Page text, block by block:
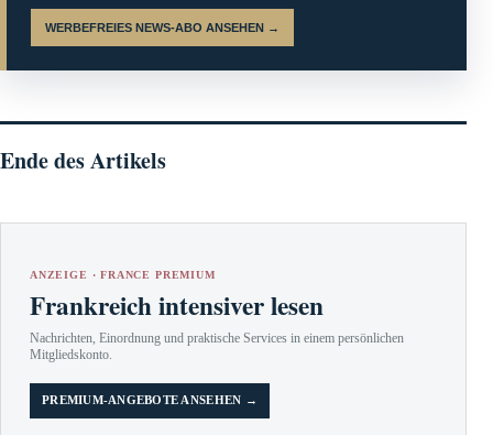
WERBEFREIES NEWS-ABO ANSEHEN →
Ende des Artikels
ANZEIGE · FRANCE PREMIUM
Frankreich intensiver lesen
Nachrichten, Einordnung und praktische Services in einem persönlichen
Mitgliedskonto.
PREMIUM-ANGEBOTE ANSEHEN →